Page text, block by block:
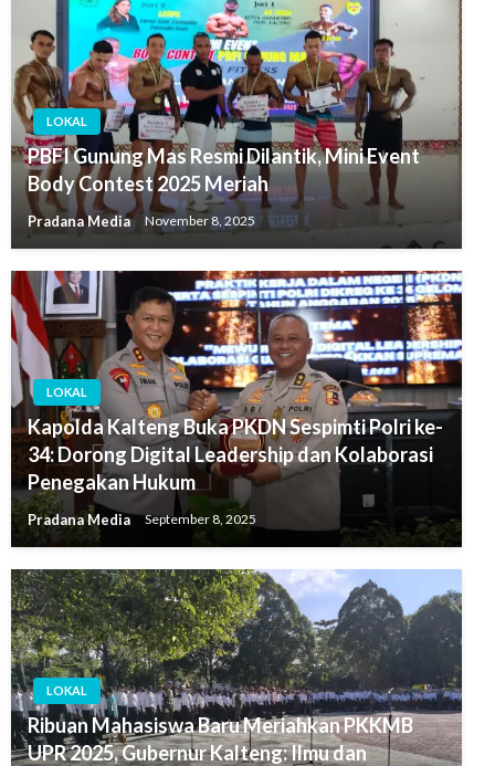
LOKAL
PBFI Gunung Mas Resmi Dilantik, Mini Event
Body Contest 2025 Meriah
Pradana Media November 8, 2025
LOKAL
Kapolda Kalteng Buka PKDN Sespimti Polri ke-
34: Dorong Digital Leadership dan Kolaborasi
Penegakan Hukum
Pradana Media September 8, 2025
LOKAL
Ribuan Mahasiswa Baru Meriahkan PKKMB
UPR 2025, Gubernur Kalteng: Ilmu dan